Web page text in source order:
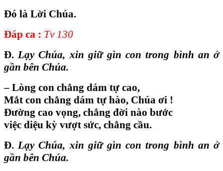
Đó là Lời Chúa.
Đáp ca : Tv 130
Đ.Lạy Chúa, xin giữ gìn con trong bình an ở
gần bên Chúa.
– Lòng con chẳng dám tự cao,
Mắt con chẳng dám tự hào, Chúa ơi !
Đường cao vọng, chẳng đời nào bước
việc diệu kỳ vượt sức, chẳng cầu.
Đ.Lạy Chúa, xin giữ gìn con trong bình an ở
gần bên Chúa.